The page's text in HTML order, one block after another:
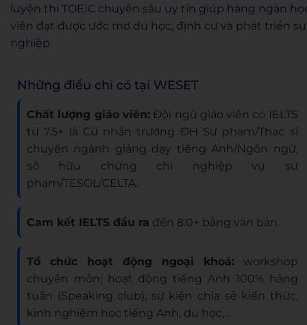
luyện thi TOEIC chuyên sâu uy tín giúp hàng ngàn
viên đạt được ước mơ du học, định cư và phát triển sự
nghiệp
Những điều chỉ có tại WESET
Chất lượng giáo viên:Đội ngũ giáo viên có IELTS
từ 7.5+ là Cử nhân trường ĐH Sư phạm/Thạc sĩ
chuyên ngành giảng dạy tiếng Anh/Ngôn ngữ,
sở hữu chứng chỉ nghiệp vụ sư
phạm/TESOL/CELTA.
Cam kết IELTS đầu ra đến 8.0+ bằng văn bản.
Tổ chức hoạt động ngoại khoá:workshop
chuyên môn; hoạt động tiếng Anh 100% hàng
tuần (Speaking club); sự kiện chia sẻ kiến thức,
kinh nghiệm học tiếng Anh, du học,…